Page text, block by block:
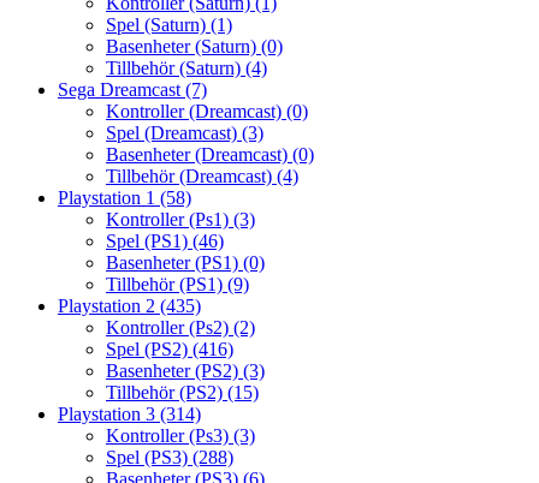
Spel (Saturn) (1)
Basenheter (Saturn) (0)
Tillbehör (Saturn) (4)
Sega Dreamcast (7)
Kontroller (Dreamcast) (0)
Spel (Dreamcast) (3)
Basenheter (Dreamcast) (0)
Tillbehör (Dreamcast) (4)
Playstation 1 (58)
Kontroller (Ps1) (3)
Spel (PS1) (46)
Basenheter (PS1) (0)
Tillbehör (PS1) (9)
Playstation 2 (435)
Kontroller (Ps2) (2)
Spel (PS2) (416)
Basenheter (PS2) (3)
Tillbehör (PS2) (15)
Playstation 3 (314)
Kontroller (Ps3) (3)
Spel (PS3) (288)